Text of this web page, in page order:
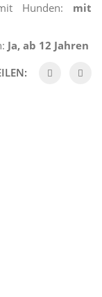
Hunden: mit
Ja, ab 12 Jahren